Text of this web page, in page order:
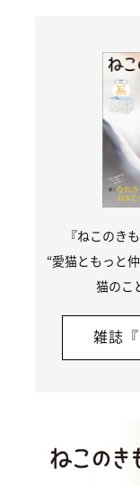
『ねこのき
“愛猫ともっと
猫のこ
雑誌